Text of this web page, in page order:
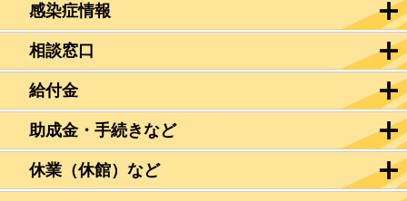
感染症情報
相談窓口
給付金
助成金・手続きなど
休業（休館）など